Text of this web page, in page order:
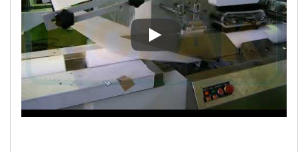
empaquetado de cartuchos